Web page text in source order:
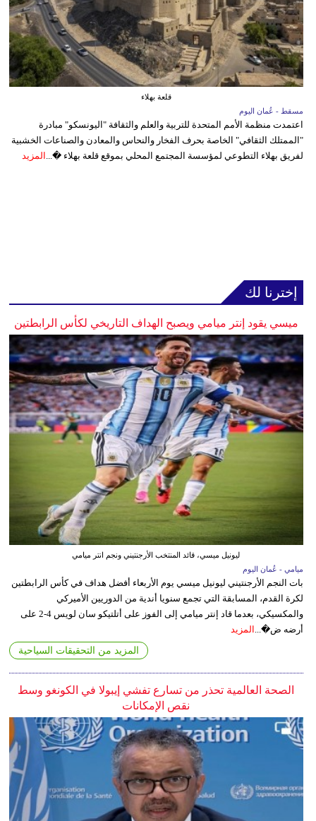
قلعة بهلاء
مسقط - عُمان اليوم
اعتمدت منظمة الأمم المتحدة للتربية والعلم والثقافة "اليونسكو" مبادرة
"الممتلك الثقافي" الخاصة بحرف الفخار والنحاس والمعادن والصناعات الخشبية
لفريق بهلاء التطوعي لمؤسسة المجتمع المحلي بموقع قلعة بهلاء �... المزيد
إخترنا لك
ميسي يقود إنتر ميامي ويصبح الهداف التاريخي لكأس الرابطتين
ليونيل ميسي، قائد المنتخب الأرجنتيني ونجم انتر ميامي
ميامي - عُمان اليوم
بات النجم الأرجنتيني ليونيل ميسي يوم الأربعاء أفضل هداف في كأس الرابطتين
لكرة القدم، المسابقة التي تجمع سنويا أندية من الدوريين الأميركي
والمكسيكي، بعدما قاد إنتر ميامي إلى الفوز على أتلتيكو سان لويس 4-2 على
أرضه ض�...
المزيد
المزيد من التحقيقات السياحية
الصحة العالمية تحذر من تسارع تفشي إيبولا في الكونغو وسط
نقص الإمكانات